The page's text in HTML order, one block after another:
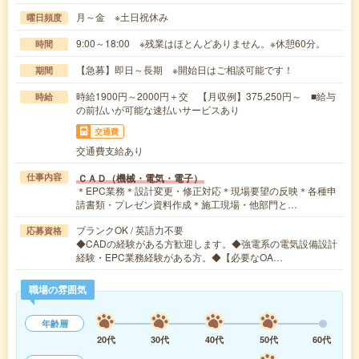
曜日頻度 月～金 ※土日祝休み
時間 9:00～18:00 ※残業はほとんどありません。※休憩60分。
期間 【急募】即日～長期 ※開始日はご相談可能です！
時給
時給1900円～2000円＋交 【月収例】375,250円～ ■給与
の前払いが可能な速払いサービスあり
交通費
交通費支給あり
仕事内容 ＣＡＤ（機械・電気・電子）
＊EPC業務＊設計変更・修正対応＊現場要望の反映＊各種申
請書類・プレゼン資料作成＊施工現場・他部門と…
応募資格
ブランクOK / 英語力不要
◆CADの経験がある方歓迎します。◆強電系の電気設備設計
経験・EPC業務経験がある方。◆【必要なOA…
職場の雰囲気
年齢層
20代
30代 40代 50代
60代